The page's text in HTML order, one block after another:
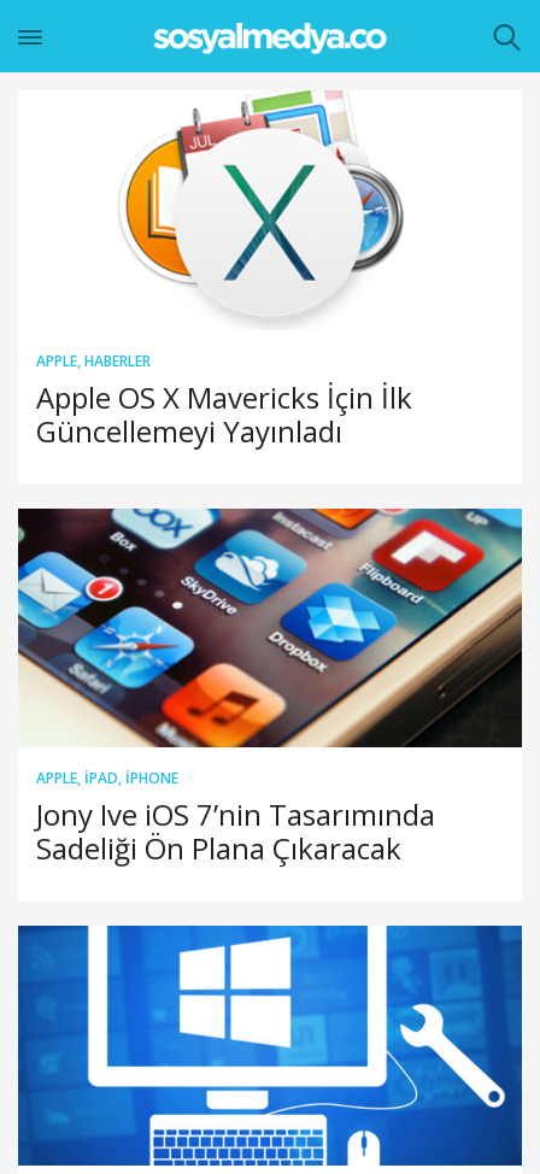
APPLE,HABERLER
Apple OS X Mavericks İçin İlk
Güncellemeyi Yayınladı
APPLE, IPAD, IPHONE
Jony Ive iOS 7’nin Tasarımında
Sadeliği Ön Plana Çıkaracak